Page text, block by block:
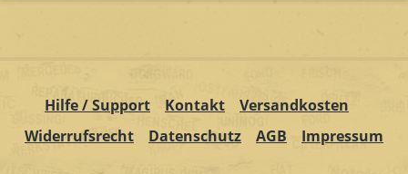
Hilfe / Support Kontakt
Versandkosten
Widerrufsrecht
Datenschutz AGB Impressum